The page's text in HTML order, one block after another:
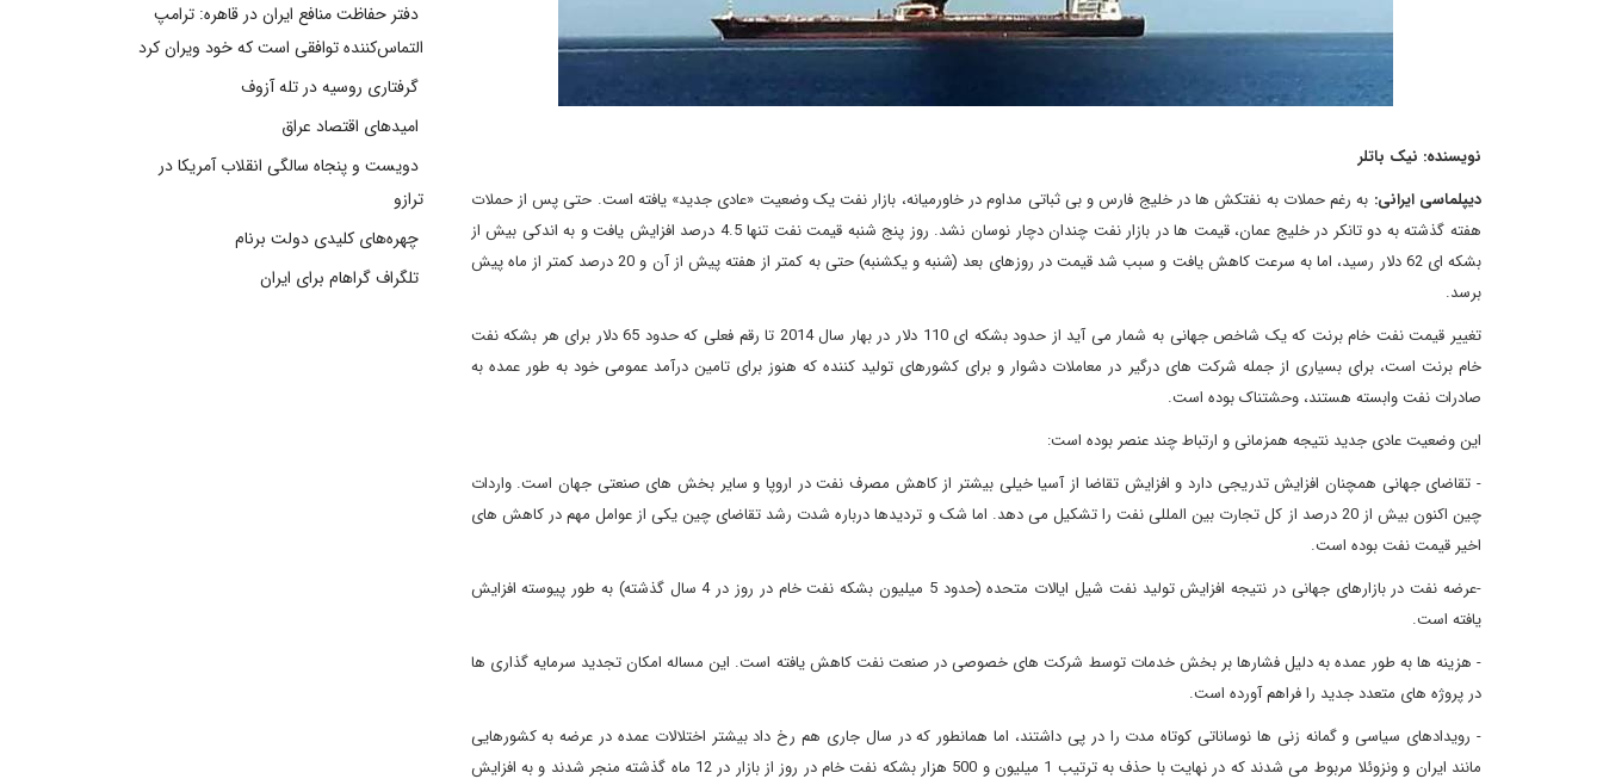
نویسنده: نیک باتلر
دیپلماسی ایرانی: به رغم حملات به نفتکش ها در خلیج فارس و بی ثباتی مداوم در خاورمیانه، بازار نفت یک وضعیت «عادی جدید» یافته است. حتی پس از حملات
هفته گذشته به دو تانکر در خلیج عمان، قیمت ها در بازار نفت چندان دچار نوسان نشد. روز پنج شنبه قیمت نفت تنها 4.5 درصد افزایش یافت و به اندکی بیش از
بشکه ای 62 دلار رسید، اما به سرعت کاهش یافت و سبب شد قیمت در روزهای بعد (شنبه و یکشنبه) حتی به کمتر از هفته پیش از آن و 20 درصد کمتر از ماه پیش
برسد.
تغییر قیمت نفت خام برنت که یک شاخص جهانی به شمار می آید از حدود بشکه ای 110 دلار در بهار سال 2014 تا رقم فعلی که حدود 65 دلار برای هر بشکه نفت
خام برنت است، برای بسیاری از جمله شرکت های درگیر در معاملات دشوار و برای کشورهای تولید کننده که هنوز برای تامین درآمد عمومی خود به طور عمده به
صادرات نفت وابسته هستند، وحشتناک بوده است.
این وضعیت عادی جدید نتیجه همزمانی و ارتباط چند عنصر بوده است:
- تقاضای جهانی همچنان افزایش تدریجی دارد و افزایش تقاضا از آسیا خیلی بیشتر از کاهش مصرف نفت در اروپا و سایر بخش های صنعتی جهان است. واردات
چین اکنون بیش از 20 درصد از کل تجارت بین المللی نفت را تشکیل می دهد. اما شک و تردیدها درباره شدت رشد تقاضای چین یکی از عوامل مهم در کاهش های
اخیر قیمت نفت بوده است.
-عرضه نفت در بازارهای جهانی در نتیجه افزایش تولید نفت شیل ایالات متحده (حدود 5 میلیون بشکه نفت خام در روز در 4 سال گذشته) به طور پیوسته افزایش
یافته است.
- هزینه ها به طور عمده به دلیل فشارها بر بخش خدمات توسط شرکت های خصوصی در صنعت نفت کاهش یافته است. این مساله امکان تجدید سرمایه گذاری ها
در پروژه های متعدد جدید را فراهم آورده است.
- رویدادهای سیاسی و گمانه زنی ها نوساناتی کوتاه مدت را در پی داشتند، اما همانطور که در سال جاری هم رخ داد بیشتر اختلالات عمده در عرضه به کشورهایی
مانند ایران و ونزوئلا مربوط می شدند که در نهایت با حذف به ترتیب 1 میلیون و 500 هزار بشکه نفت خام در روز از بازار در 12 ماه گذشته منجر شدند و به افزایش
دفتر حفاظت منافع ایران در قاهره: ترامپ
التماس‌کننده توافقی است که خود ویران کرد
گرفتاری روسیه در تله آزوف
امیدهای اقتصاد عراق
دویست و پنجاه سالگی انقلاب آمریکا در
ترازو
چهره‌های کلیدی دولت برنام
تلگراف گراهام برای ایران